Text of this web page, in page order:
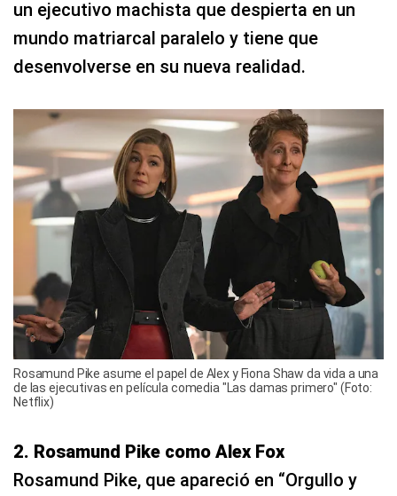
un ejecutivo machista que despierta en un
mundo matriarcal paralelo y tiene que
desenvolverse en su nueva realidad.
Rosamund Pike asume el papel de Alex y Fiona Shaw da vida a una
de las ejecutivas en película comedia "Las damas primero" (Foto:
Netflix)
2. Rosamund Pike como Alex Fox
Rosamund Pike, que apareció en “Orgullo y